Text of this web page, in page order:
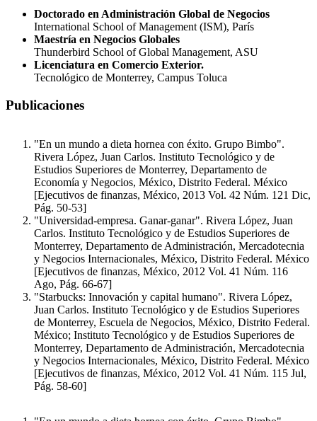
Doctorado en Administración Global de Negocios
International School of Management (ISM), París
Maestría en Negocios Globales
Thunderbird School of Global Management, ASU
Licenciatura en Comercio Exterior.
Tecnológico de Monterrey, Campus Toluca
Publicaciones
"En un mundo a dieta hornea con éxito. Grupo Bimbo".
Rivera López, Juan Carlos. Instituto Tecnológico y de
Estudios Superiores de Monterrey, Departamento de
Economía y Negocios, México, Distrito Federal. México
[Ejecutivos de finanzas, México, 2013 Vol. 42 Núm. 121 Dic,
Pág. 50-53]
"Universidad-empresa. Ganar-ganar". Rivera López, Juan
Carlos. Instituto Tecnológico y de Estudios Superiores de
Monterrey, Departamento de Administración, Mercadotecnia
y Negocios Internacionales, México, Distrito Federal. México
[Ejecutivos de finanzas, México, 2012 Vol. 41 Núm. 116
Ago, Pág. 66-67]
"Starbucks: Innovación y capital humano". Rivera López,
Juan Carlos. Instituto Tecnológico y de Estudios Superiores
de Monterrey, Escuela de Negocios, México, Distrito Federal.
México; Instituto Tecnológico y de Estudios Superiores de
Monterrey, Departamento de Administración, Mercadotecnia
y Negocios Internacionales, México, Distrito Federal. México
[Ejecutivos de finanzas, México, 2012 Vol. 41 Núm. 115 Jul,
Pág. 58-60]